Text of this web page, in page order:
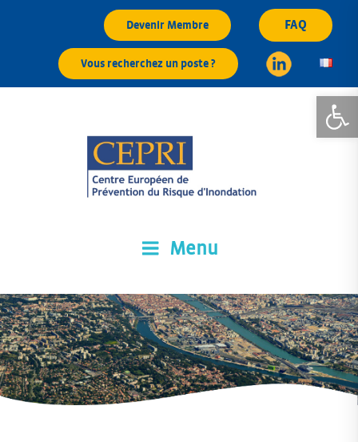
Ouvrir
Devenir Membre FAQ
Vous recherchez un poste ?
Menu